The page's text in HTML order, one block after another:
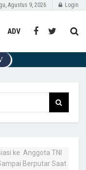
Agustus 9, 2026 Login
ADV